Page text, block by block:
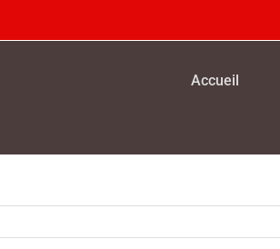
Accueil